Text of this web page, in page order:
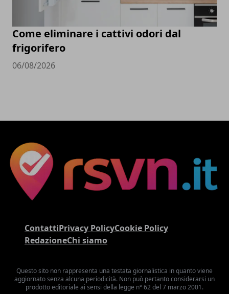
Come eliminare i cattivi odori dal
frigorifero
06/08/2026
ContattiPrivacy PolicyCookie Policy
RedazioneChi siamo
Questo sito non rappresenta una testata giornalistica in quanto viene
aggiornato senza alcuna periodicità. Non può pertanto considerarsi un
prodotto editoriale ai sensi della legge n° 62 del 7 marzo 2001.